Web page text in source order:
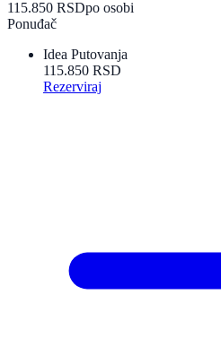
115.850 RSDpo osobi
Ponuđač
Idea Putovanja
115.850 RSD
Rezerviraj